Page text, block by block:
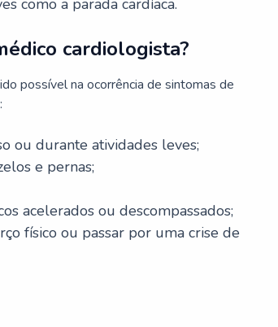
como a parada cardíaca.
cardiologista?
possível na ocorrência de sintomas de
ou durante atividades leves;
e pernas;
acelerados ou descompassados;
físico ou passar por uma crise de